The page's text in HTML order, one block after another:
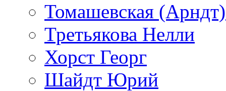
Томашевская
Третьякова Нелли
Хорст Георг
Шайдт Юрий